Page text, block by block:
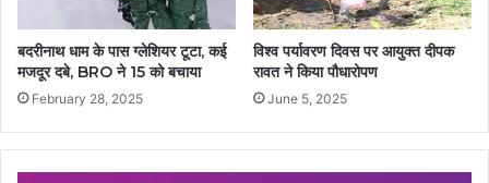
बदरीनाथ धाम के पास ग्लेशियर टूटा, कई
मजदूर दबे, BRO ने 15 को बचाया
February 28, 2025
विश्व पर्यावरण दिवस पर आयुक्त दीपक
रावत ने किया पौधारोपण
June 5, 2025